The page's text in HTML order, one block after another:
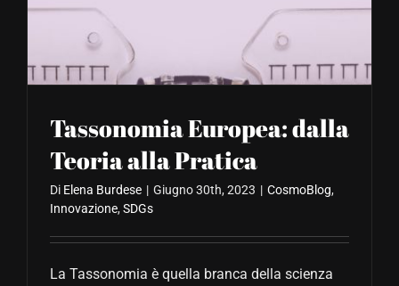
CONTATTACI
Tassonomia Europea: dalla
Teoria alla Pratica
Di Elena Burdese | Giugno 30th, 2023 | CosmoBlog,
Innovazione,SDGs
La Tassonomia è quella branca della scienza